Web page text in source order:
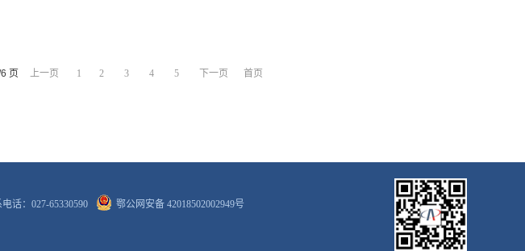
页 上一页 1 2 3 4 5 下一页 首页
话：027-65330590 鄂公网安备 42018502002949号